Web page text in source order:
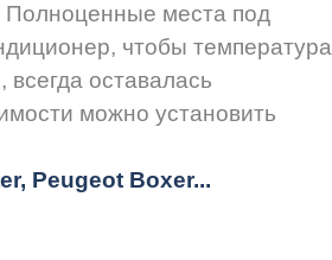
Полноценные места под
чтобы температура
оставалась
можно установить
Peugeot Boxer...